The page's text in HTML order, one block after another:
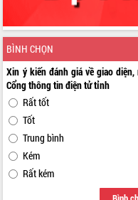
BÌNH CHỌN
Xin ý kiến đánh giá về giao
Cổng thông tin điện tử tỉnh
Rất tốt
Tốt
Trung bình
Kém
Rất kém